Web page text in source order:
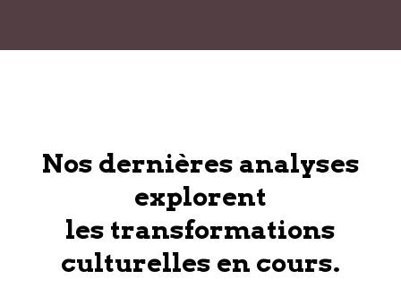
Nos dernières analyses
explorent
les transformations
culturelles en cours.